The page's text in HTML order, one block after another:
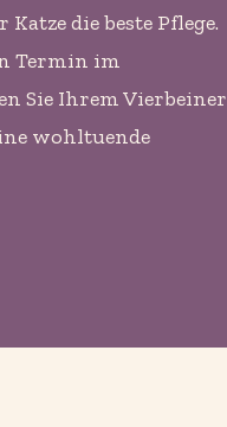
die beste Pflege.
Termin im
Sie Ihrem Vierbeiner
wohltuende